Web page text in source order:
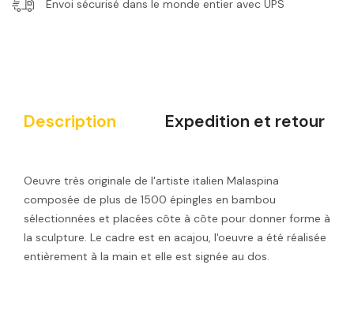
Envoi sécurisé dans le monde entier avec UPS
Description Expedition et retour
Oeuvre très originale de l'artiste italien Malaspina
composée de plus de 1500 épingles en bambou
sélectionnées et placées côte à côte pour donner forme à
la sculpture. Le cadre est en acajou, l'oeuvre a été réalisée
entièrement à la main et elle est signée au dos.